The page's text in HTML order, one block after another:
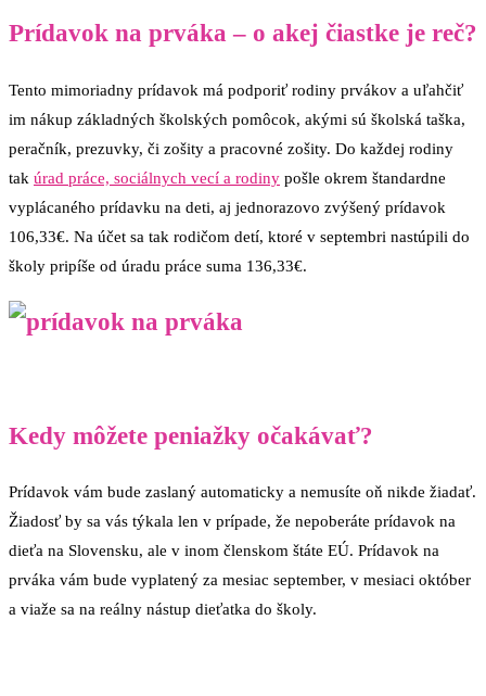
Prídavok na prváka – o akej čiastke je reč?
Tento mimoriadny prídavok má podporiť rodiny prvákov a uľahčiť
im nákup základných školských pomôcok, akými sú školská taška,
peračník, prezuvky, či zošity a pracovné zošity. Do každej rodiny
tak úrad práce, sociálnych vecí a rodiny pošle okrem štandardne
vyplácaného prídavku na deti, aj jednorazovo zvýšený prídavok
106,33€. Na účet sa tak rodičom detí, ktoré v septembri nastúpili do
školy pripíše od úradu práce suma 136,33€.
Kedy môžete peniažky očakávať?
Prídavok vám bude zaslaný automaticky a nemusíte oň nikde žiadať.
Žiadosť by sa vás týkala len v prípade, že nepoberáte prídavok na
dieťa na Slovensku, ale v inom členskom štáte EÚ. Prídavok na
prváka vám bude vyplatený za mesiac september, v mesiaci október
a viaže sa na reálny nástup dieťatka do školy.